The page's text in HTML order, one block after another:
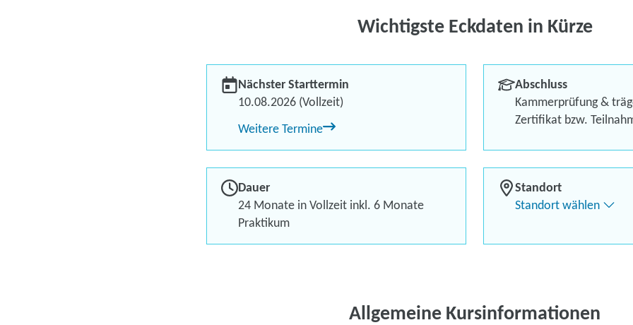
Berufliches Profil
Wichtigste Eckdaten in Kürze
Nächster Starttermin
10.08.2026 (Vollzeit)
Weitere Termine
Abschluss
Kammerprüfung &
Zertifikat bzw.
Dauer
24 Monate in Vollzeit inkl. 6 Monate
Praktikum
Standort
Standort wählen
Allgemeine Kursinformationen